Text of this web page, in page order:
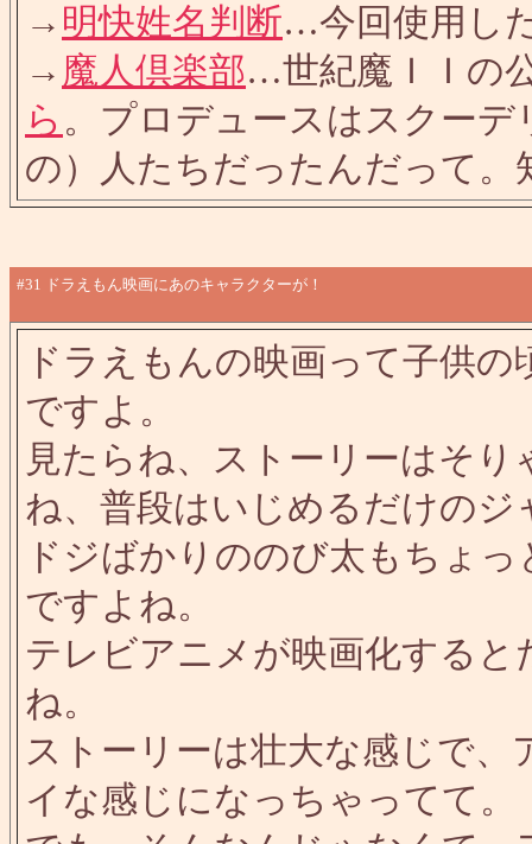
→ 明快姓名判断…今回使用し
→ 魔人倶楽部…世紀魔ＩＩの
ら 。プロデュースはスクー
の）人たちだったんだって。
#31 ドラえもん映画にあのキャラクターが！
ドラえもんの映画って子供
ですよ。
見たらね、ストーリーはそ
ね、普段はいじめるだけの
ドジばかりののび太もちょ
ですよね。
テレビアニメが映画化する
ね。
ストーリーは壮大な感じで
イな感じになっちゃってて。